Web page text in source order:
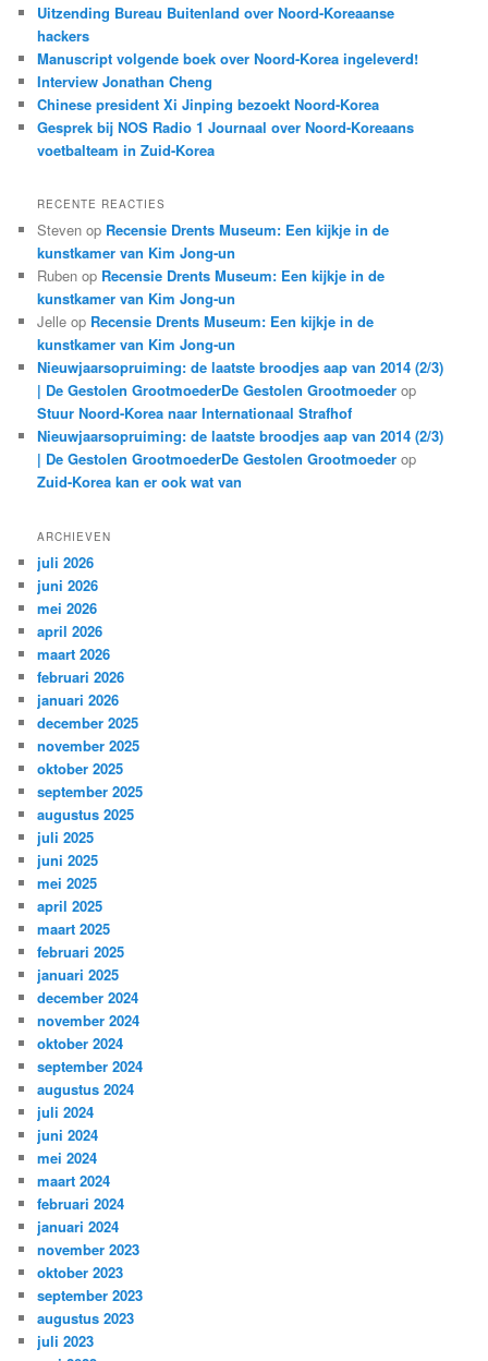
n
Uitzending Bureau Buitenland over Noord-Koreaanse
hackers
Manuscript volgende boek over Noord-Korea ingeleverd!
Interview Jonathan Cheng
Chinese president Xi Jinping bezoekt Noord-Korea
Gesprek bij NOS Radio 1 Journaal over Noord-Koreaans
voetbalteam in Zuid-Korea
RECENTE REACTIES
Steven op Recensie Drents Museum: Een kijkje in de
kunstkamer van Kim Jong-un
Ruben op Recensie Drents Museum: Een kijkje in de
kunstkamer van Kim Jong-un
Jelle op Recensie Drents Museum: Een kijkje in de
kunstkamer van Kim Jong-un
Nieuwjaarsopruiming: de laatste broodjes aap van 2014 (2/3)
| De Gestolen GrootmoederDe Gestolen Grootmoeder op
Stuur Noord-Korea naar Internationaal Strafhof
Nieuwjaarsopruiming: de laatste broodjes aap van 2014 (2/3)
| De Gestolen GrootmoederDe Gestolen Grootmoeder op
Zuid-Korea kan er ook wat van
ARCHIEVEN
juli 2026
juni 2026
mei 2026
april 2026
maart 2026
februari 2026
januari 2026
december 2025
november 2025
oktober 2025
september 2025
augustus 2025
juli 2025
juni 2025
mei 2025
april 2025
maart 2025
februari 2025
januari 2025
december 2024
november 2024
oktober 2024
september 2024
augustus 2024
juli 2024
juni 2024
mei 2024
maart 2024
februari 2024
januari 2024
november 2023
oktober 2023
september 2023
augustus 2023
juli 2023